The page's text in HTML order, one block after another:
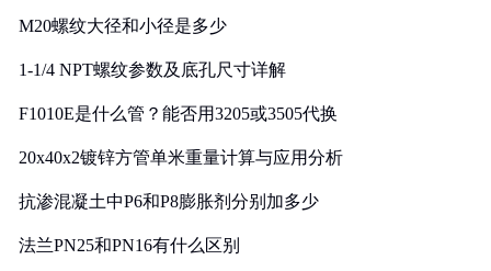
M20螺纹大径和小径是多少
1-1/4 NPT螺纹参数及底孔尺寸详解
F1010E是什么管？能否用3205或3505代换
20x40x2镀锌方管单米重量计算与应用分析
抗渗混凝土中P6和P8膨胀剂分别加多少
法兰PN25和PN16有什么区别